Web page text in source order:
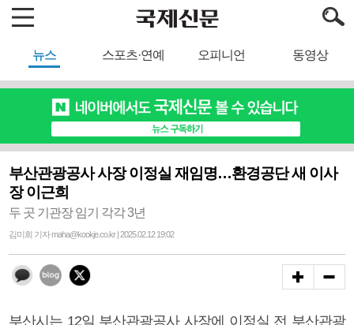
뉴스 스포츠·연예 오피니언 동영상
부산관광공사 사장 이정실 재임명…환경공단 새 이사
장 이근희
두 곳 기관장 임기 각각 3년
김미희 기자 maha@kookje.co.kr | 2025.02.12 19:02
부산시는 12일 부산관광공사 사장에 이정실 전 부산관광